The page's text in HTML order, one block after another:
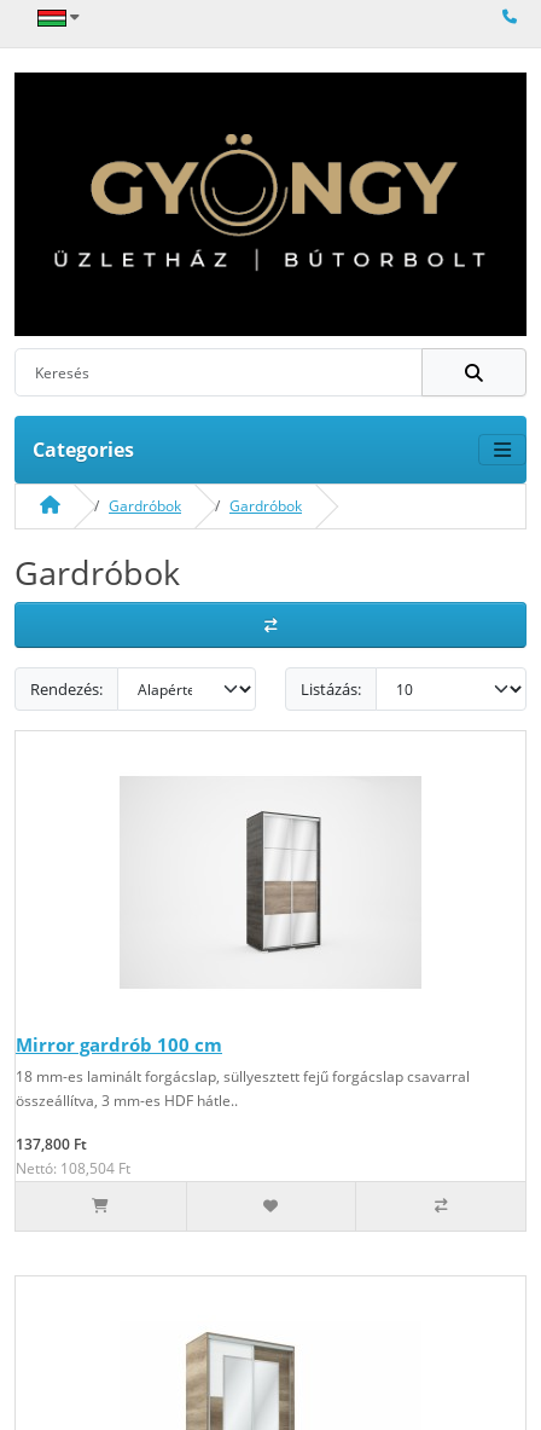
Categories
Gardróbok Gardróbok
Gardróbok
Rendezés: Listázás:
Mirror gardrób 100 cm
18 mm-es laminált forgácslap, süllyesztett fejű forgácslap csavarral
összeállítva, 3 mm-es HDF hátle..
137,800 Ft
Nettó: 108,504 Ft